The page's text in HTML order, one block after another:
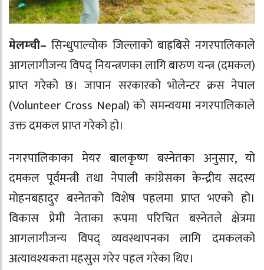
मेलम्ची– सिन्धुपाल्चोक जिल्लाको बाह्रबिसे नगरपालिकाले
आगलागीजन्य विपद् नियन्त्रणका लागि बारुण यन्त्र (दमकल)
प्राप्त गरेको छ। जापान सरकारको भोलेन्टर क्रस नेपाल
(Volunteer Cross Nepal) को समन्वयमा नगरपालिकाले
उक्त दमकल प्राप्त गरेको हो।
नगरपालिकाका मेयर बालकृष्ण बस्नेतका अनुसार, यो
दमकल पूर्वमन्त्री तथा नेपाली कांग्रेसका केन्द्रीय सदस्य
मोहनबहादुर बस्नेतको विशेष पहलमा प्राप्त भएको हो।
विकास प्रेमी नेताका रूपमा परिचित बस्नेतले क्षेत्रमा
आगलागीजन्य विपद् व्यवस्थापनका लागि दमकलको
अत्यावश्यकता महसुस गरेर पहल गरेका थिए।